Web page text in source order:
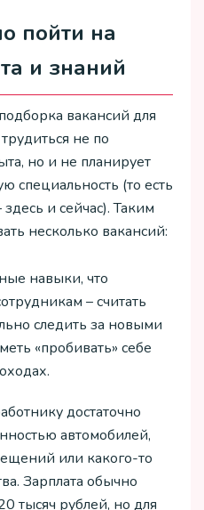
пойти на
и знаний
вакансий для
не по
но и не планирует
специальность (то есть
и сейчас). Таким
несколько вакансий:
навыки, что
– считать
следить за новыми
«пробивать» себе
достаточно
автомобилей,
или какого-то
Зарплата обычно
тысяч рублей, но для